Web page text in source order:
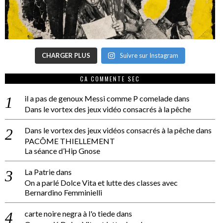
CHARGER PLUS Suivre sur Instagram
CA COMMENTE SEC
il a pas de genoux Messi comme P comeladedans
Dans le vortex des jeux vidéo consacrés à la pêche
Dans le vortex des jeux vidéos consacrés à la pêchedans
PACÔME THIELLEMENT
La séance d’Hip Gnose
La Patriedans
On a parlé Dolce Vita et lutte des classes avec
Bernardino Femminielli
carte noire negra à l'o tiededans